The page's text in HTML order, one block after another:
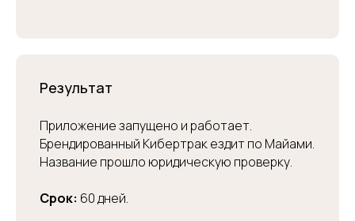
Результат
Приложение запущено и работает.
Брендированный Кибертрак ездит по Майами.
Название прошло юридическую проверку.
Срок: 60 дней.